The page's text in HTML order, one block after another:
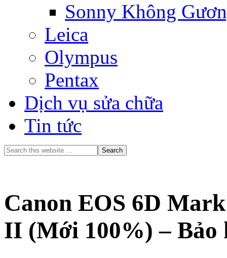
Sonny Không
Leica
Olympus
Pentax
Dịch vụ sửa chữa
Tin tức
Canon EOS 6D
II (Mới 100%) – Bảo